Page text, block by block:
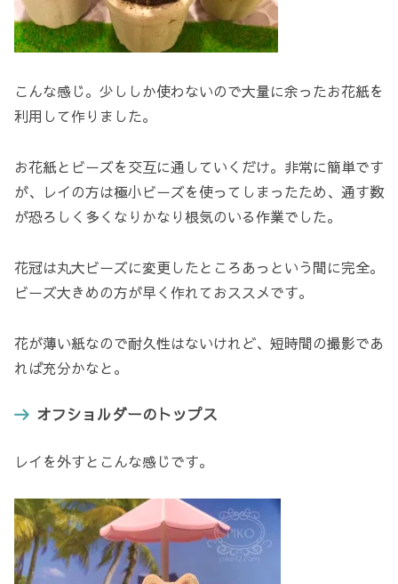
こんな感じ。少ししか使わないので大量に余ったお花紙を
利用して作りました。
お花紙とビーズを交互に通していくだけ。非常に簡単です
が、レイの方は極小ビーズを使ってしまったため、通す数
が恐ろしく多くなりかなり根気のいる作業でした。
花冠は丸大ビーズに変更したところあっという間に完全。
ビーズ大きめの方が早く作れておススメです。
花が薄い紙なので耐久性はないけれど、短時間の撮影であ
れば充分かなと。
オフショルダーのトップス
レイを外すとこんな感じです。